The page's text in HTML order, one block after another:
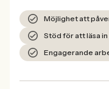
Stöd för att läsa